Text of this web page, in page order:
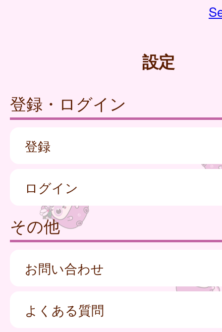
設定
登録・ログイン
登録
ログイン
その他
お問い合わせ
よくある質問